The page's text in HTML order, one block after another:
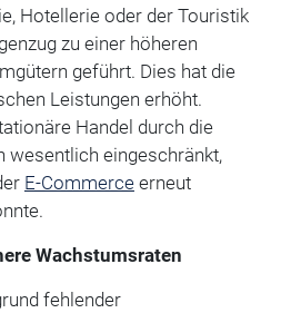
Hotellerie oder der Touristik
zu einer höheren
geführt. Dies hat die
Leistungen erhöht.
Handel durch die
wesentlich eingeschränkt,
E-Commerceerneut
Wachstumsraten
fehlender